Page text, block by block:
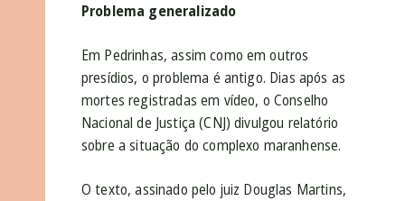
Problema generalizado
Em Pedrinhas, assim como em outros
presídios, o problema é antigo. Dias após as
mortes registradas em vídeo, o Conselho
Nacional de Justiça (CNJ) divulgou relatório
sobre a situação do complexo maranhense.
O texto, assinado pelo juiz Douglas Martins,